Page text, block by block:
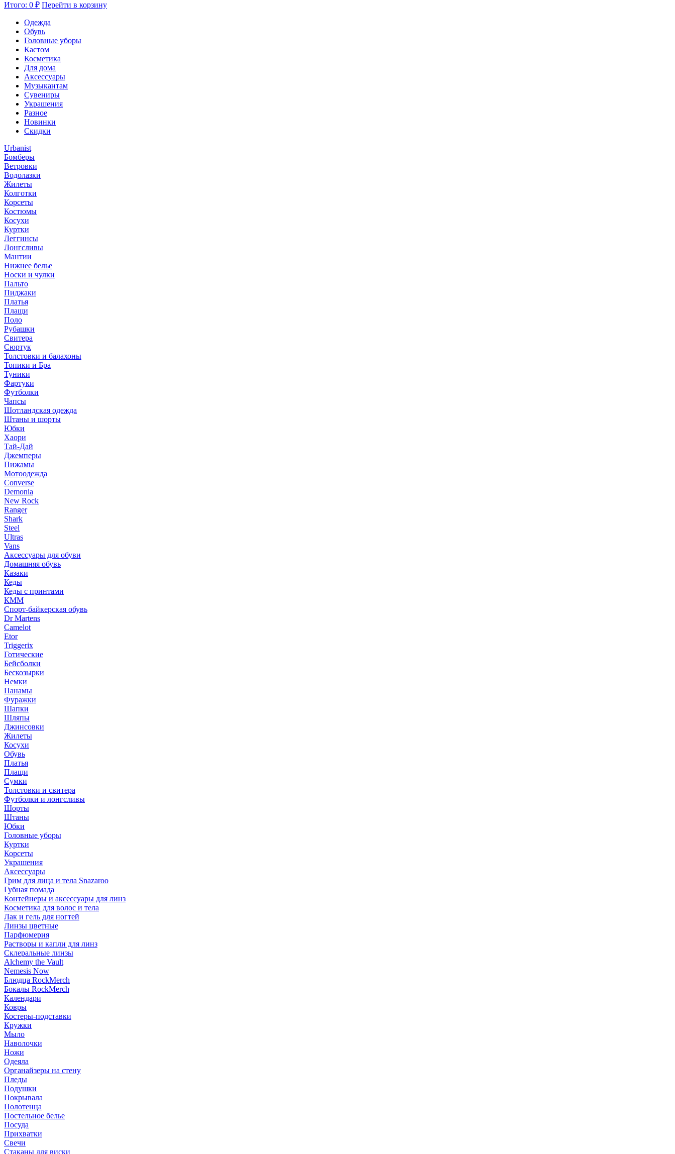
Итого: 0 ₽ Перейти в корзину
Одежда
Обувь
Головные уборы
Кастом
Косметика
Для дома
Аксессуары
Музыкантам
Сувениры
Украшения
Разное
Новинки
Скидки
Urbanist
Бомберы
Ветровки
Водолазки
Жилеты
Колготки
Корсеты
Костюмы
Косухи
Куртки
Леггинсы
Лонгсливы
Мантии
Нижнее белье
Носки и чулки
Пальто
Пиджаки
Платья
Плащи
Поло
Рубашки
Свитера
Сюртук
Толстовки и балахоны
Топики и Бра
Туники
Фартуки
Футболки
Чапсы
Шотландская одежда
Штаны и шорты
Юбки
Хаори
Тай-Дай
Джемперы
Пижамы
Мотоодежда
Converse
Demonia
New Rock
Ranger
Shark
Steel
Ultras
Vans
Аксессуары для обуви
Домашняя обувь
Казаки
Кеды
Кеды с принтами
КММ
Спорт-байкерская обувь
Dr Martens
Camelot
Etor
Triggerix
Готические
Бейсболки
Бескозырки
Немки
Панамы
Фуражки
Шапки
Шляпы
Джинсовки
Жилеты
Косухи
Обувь
Платья
Плащи
Сумки
Толстовки и свитера
Футболки и лонгсливы
Шорты
Штаны
Юбки
Головные уборы
Куртки
Корсеты
Украшения
Аксессуары
Грим для лица и тела Snazaroo
Губная помада
Контейнеры и аксессуары для линз
Косметика для волос и тела
Лак и гель для ногтей
Линзы цветные
Парфюмерия
Растворы и капли для линз
Склеральные линзы
Alchemy the Vault
Nemesis Now
Блюдца RockMerch
Бокалы RockMerch
Календари
Ковры
Костеры-подставки
Кружки
Мыло
Наволочки
Ножи
Одеяла
Органайзеры на стену
Пледы
Подушки
Покрывала
Полотенца
Постельное белье
Посуда
Прихватки
Свечи
Стаканы для виски